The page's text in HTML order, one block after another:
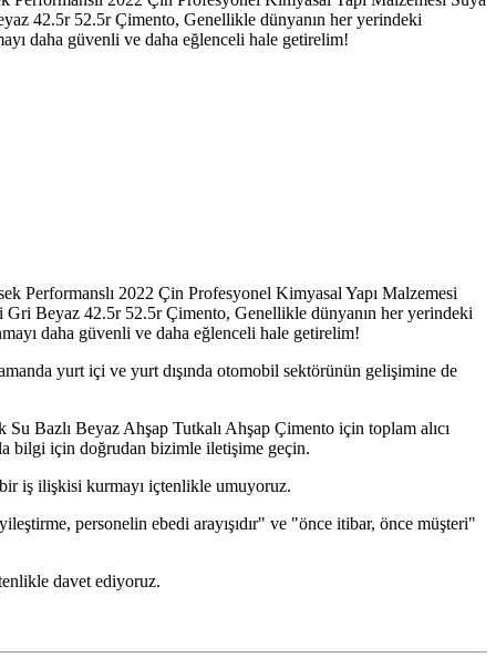
42.5r 52.5r Çimento, Genellikle dünyanın her yerindeki
daha güvenli ve daha eğlenceli hale getirelim!
Performanslı 2022 Çin Profesyonel Kimyasal Yapı Malzemesi
Gri Beyaz 42.5r 52.5r Çimento, Genellikle dünyanın her yerindeki
daha güvenli ve daha eğlenceli hale getirelim!
yurt içi ve yurt dışında otomobil sektörünün gelişimine de
Bazlı Beyaz Ahşap Tutkalı Ahşap Çimento için toplam alıcı
bilgi için doğrudan bizimle iletişime geçin.
iş ilişkisi kurmayı içtenlikle umuyoruz.
personelin ebedi arayışıdır" ve "önce itibar, önce müşteri"
davet ediyoruz.